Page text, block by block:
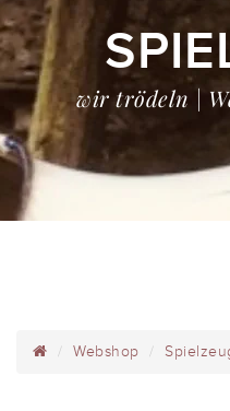
wir trödeln |
Webshop